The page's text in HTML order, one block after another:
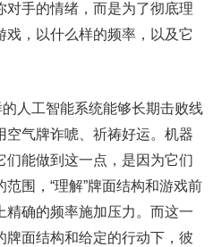
手的情绪，而是为了彻底理
，以什么样的频率，以及它
人工智能系统能够长期击败线
气牌诈唬、祈祷好运。机器
们能做到这一点，是因为它们
围，“理解”牌面结构和游戏前
确的频率施加压力。而这一
面结构和给定的行动下，彼